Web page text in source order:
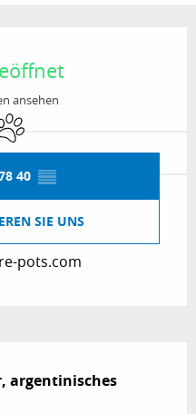
ansehen
erlaubt
40 ▒▒
SIE UNS
pots.com
argentinisches